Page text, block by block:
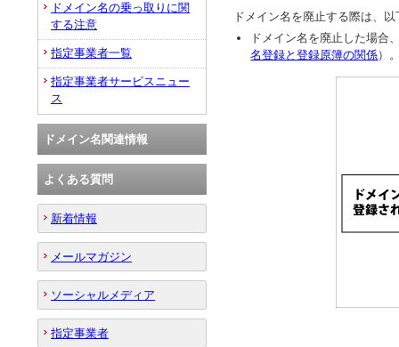
ドメイン名を廃止する際は、
ドメイン名を廃止した場合
名登録と登録原簿の関係）
ドメイン名の乗っ取りに関
する注意
指定事業者一覧
指定事業者サービスニュー
ス
ドメイン名関連情報
よくある質問
新着情報
メールマガジン
ソーシャルメディア
指定事業者